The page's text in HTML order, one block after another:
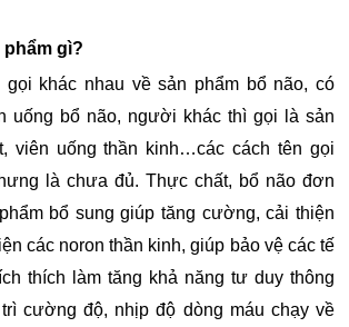
phẩm gì?
gọi khác nhau về sản phẩm bổ não, có
uống bổ não, người khác thì gọi là sản
viên uống thần kinh…các cách tên gọi
là chưa đủ. Thực chất, bổ não đơn
bổ sung giúp tăng cường, cải thiện
các noron thần kinh, giúp bảo vệ các tế
thích làm tăng khả năng tư duy thông
cường độ, nhịp độ dòng máu chạy về